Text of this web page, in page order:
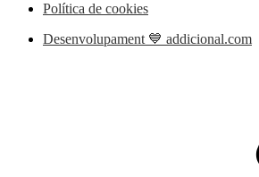
Política de cookies
Desenvolupament 💙 addicional.com